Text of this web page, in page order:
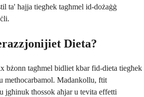
ta' ħajja tiegħek tagħmel id-dożaġġ
Dieta?
bżonn tagħmel bidliet kbar fid-dieta tiegħek
methocarbamol. Madankollu, ftit
jgħinuk tħossok aħjar u tevita effetti